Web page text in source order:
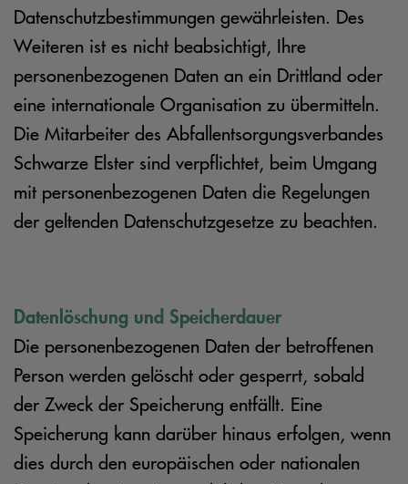
Datenschutzbestimmungen gewährleisten. Des
Weiteren ist es nicht beabsichtigt, Ihre
personenbezogenen Daten an ein Drittland oder
eine internationale Organisation zu übermitteln.
Die Mitarbeiter des Abfallentsorgungsverbandes
Schwarze Elster sind verpflichtet, beim Umgang
mit personenbezogenen Daten die Regelungen
der geltenden Datenschutzgesetze zu beachten.
Datenlöschung und Speicherdauer
Die personenbezogenen Daten der betroffenen
Person werden gelöscht oder gesperrt, sobald
der Zweck der Speicherung entfällt. Eine
Speicherung kann darüber hinaus erfolgen, wenn
dies durch den europäischen oder nationalen